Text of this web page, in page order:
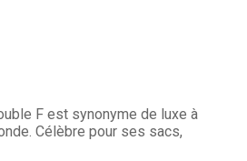
F est synonyme de luxe à
Célèbre pour ses sacs,